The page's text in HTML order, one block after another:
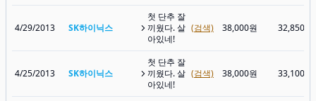
4/29/2013 SK하이닉스
첫 단추 잘
끼웠다. 살
아있네!
(검색) 38,000원 32,850원
4/25/2013 SK하이닉스
첫 단추 잘
끼웠다. 살
아있네!
(검색) 38,000원 33,100원